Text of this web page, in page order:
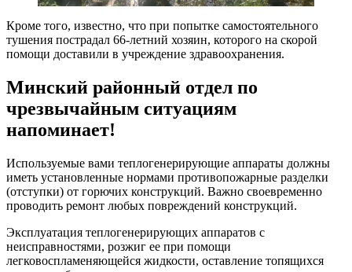
Кроме того, известно, что при попытке самостоятельного
тушения пострадал 66-летний хозяин, которого на скорой
помощи доставили в учреждение здравоохранения.
Минский районный отдел по
чрезвычайным ситуациям
напоминает!
Используемые вами теплогенерирующие аппараты должны
иметь установленные нормами противопожарные разделки
(отступки) от горючих конструкций. Важно своевременно
проводить ремонт любых повреждений конструкций.
Эксплуатация теплогенерирующих аппаратов с
неисправностями, розжиг ее при помощи
легковоспламеняющейся жидкости, оставление топящихся